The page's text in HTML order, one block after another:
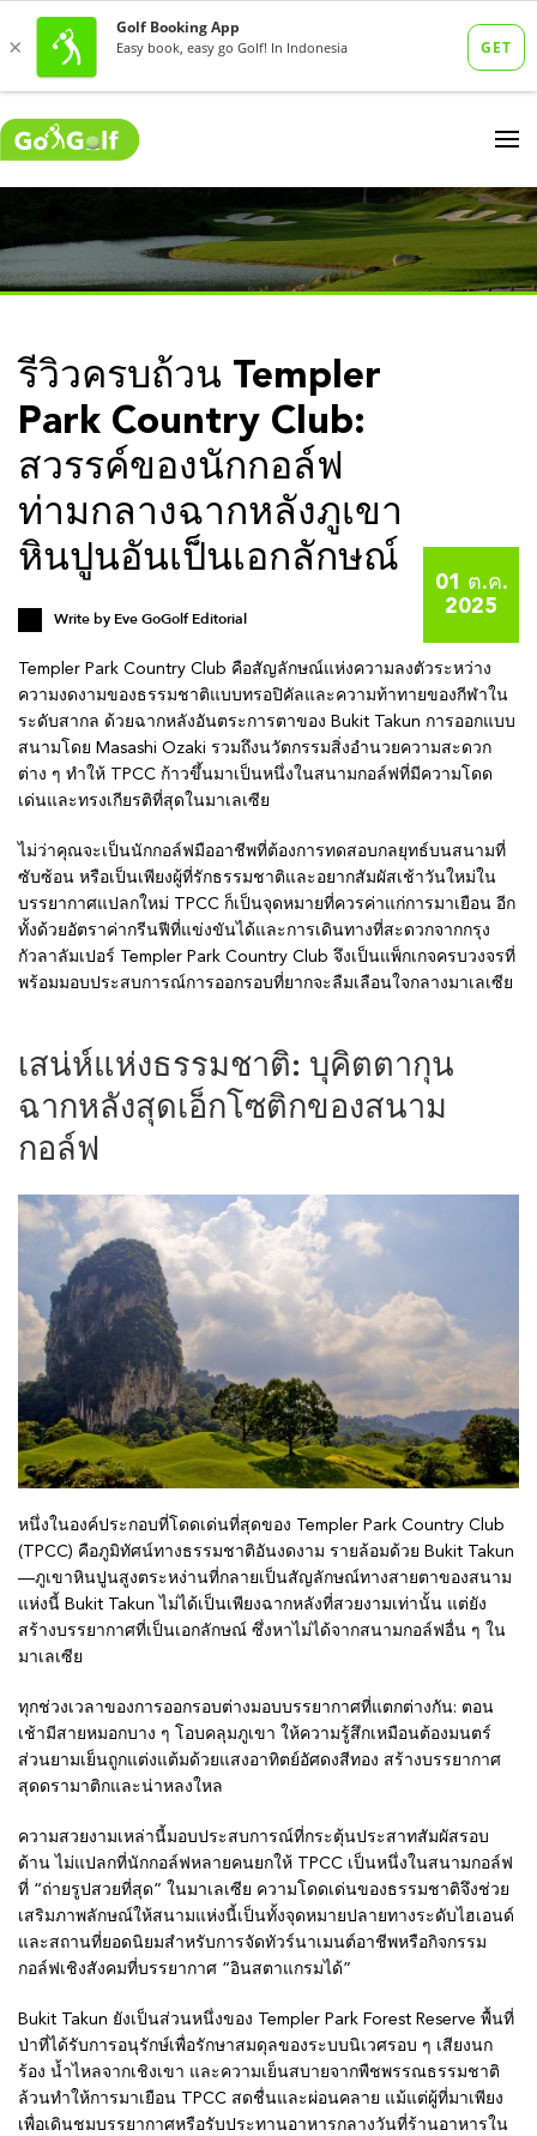
รีวิวครบถ้วน Templer
Park Country Club:
สวรรค์ของนักกอล์ฟ
ท่ามกลางฉากหลังภูเขา
หินปูนอันเป็นเอกลักษณ์
01 ต.ค.
2025
Write by Eve GoGolf Editorial
Templer Park Country Club คือสัญลักษณ์แห่งความลงตัวระหว่าง
ความงดงามของธรรมชาติแบบทรอปิคัลและความท้าทายของกีฬาใน
ระดับสากล ด้วยฉากหลังอันตระการตาของ Bukit Takun การออกแบบ
สนามโดย Masashi Ozaki รวมถึงนวัตกรรมสิ่งอำนวยความสะดวก
ต่าง ๆ ทำให้ TPCC ก้าวขึ้นมาเป็นหนึ่งในสนามกอล์ฟที่มีความโดด
เด่นและทรงเกียรติที่สุดในมาเลเซีย
ไม่ว่าคุณจะเป็นนักกอล์ฟมืออาชีพที่ต้องการทดสอบกลยุทธ์บนสนามที่
ซับซ้อน หรือเป็นเพียงผู้ที่รักธรรมชาติและอยากสัมผัสเช้าวันใหม่ใน
บรรยากาศแปลกใหม่ TPCC ก็เป็นจุดหมายที่ควรค่าแก่การมาเยือน อีก
ทั้งด้วยอัตราค่ากรีนฟีที่แข่งขันได้และการเดินทางที่สะดวกจากกรุง
กัวลาลัมเปอร์ Templer Park Country Club จึงเป็นแพ็กเกจครบวงจรที่
พร้อมมอบประสบการณ์การออกรอบที่ยากจะลืมเลือนใจกลางมาเลเซีย
เสน่ห์แห่งธรรมชาติ: บุคิตตากุน
ฉากหลังสุดเอ็กโซติกของสนาม
กอล์ฟ
หนึ่งในองค์ประกอบที่โดดเด่นที่สุดของ Templer Park Country Club
(TPCC) คือภูมิทัศน์ทางธรรมชาติอันงดงาม รายล้อมด้วย Bukit Takun
—ภูเขาหินปูนสูงตระหง่านที่กลายเป็นสัญลักษณ์ทางสายตาของสนาม
แห่งนี้ Bukit Takun ไม่ได้เป็นเพียงฉากหลังที่สวยงามเท่านั้น แต่ยัง
สร้างบรรยากาศที่เป็นเอกลักษณ์ ซึ่งหาไม่ได้จากสนามกอล์ฟอื่น ๆ ใน
มาเลเซีย
ทุกช่วงเวลาของการออกรอบต่างมอบบรรยากาศที่แตกต่างกัน: ตอน
เช้ามีสายหมอกบาง ๆ โอบคลุมภูเขา ให้ความรู้สึกเหมือนต้องมนตร์
ส่วนยามเย็นถูกแต่งแต้มด้วยแสงอาทิตย์อัศดงสีทอง สร้างบรรยากาศ
สุดดรามาติกและน่าหลงใหล
ความสวยงามเหล่านี้มอบประสบการณ์ที่กระตุ้นประสาทสัมผัสรอบ
ด้าน ไม่แปลกที่นักกอล์ฟหลายคนยกให้ TPCC เป็นหนึ่งในสนามกอล์ฟ
ที่ “ถ่ายรูปสวยที่สุด” ในมาเลเซีย ความโดดเด่นของธรรมชาติจึงช่วย
เสริมภาพลักษณ์ให้สนามแห่งนี้เป็นทั้งจุดหมายปลายทางระดับไฮเอนด์
และสถานที่ยอดนิยมสำหรับการจัดทัวร์นาเมนต์อาชีพหรือกิจกรรม
กอล์ฟเชิงสังคมที่บรรยากาศ “อินสตาแกรมได้”
Bukit Takun ยังเป็นส่วนหนึ่งของ Templer Park Forest Reserve พื้นที่
ป่าที่ได้รับการอนุรักษ์เพื่อรักษาสมดุลของระบบนิเวศรอบ ๆ เสียงนก
ร้อง น้ำไหลจากเชิงเขา และความเย็นสบายจากพืชพรรณธรรมชาติ
ล้วนทำให้การมาเยือน TPCC สดชื่นและผ่อนคลาย แม้แต่ผู้ที่มาเพียง
เพื่อเดินชมบรรยากาศหรือรับประทานอาหารกลางวันที่ร้านอาหารใน